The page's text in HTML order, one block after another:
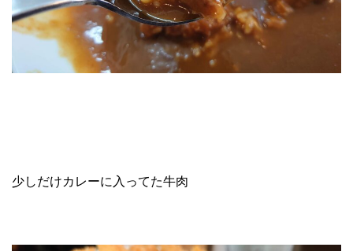
少しだけカレーに入ってた牛肉